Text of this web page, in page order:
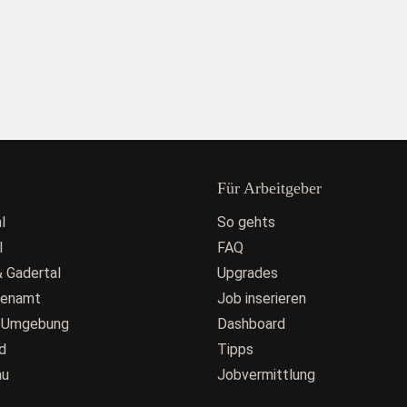
Gadertal
Für Arbeitgeber
So gehts
FAQ
Upgrades
Job inserieren
Dashboard
Tipps
Jobvermittlung